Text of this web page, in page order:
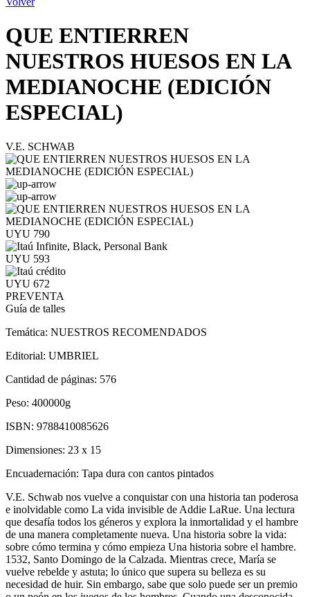
QUE ENTIERREN
NUESTROS HUESOS EN LA
MEDIANOCHE (EDICIÓN
ESPECIAL)
V.E. SCHWAB
UYU 790
UYU 593
UYU 672
PREVENTA
Guía de talles
Temática: NUESTROS RECOMENDADOS
Editorial: UMBRIEL
Cantidad de páginas: 576
Peso: 400000g
ISBN: 9788410085626
Dimensiones: 23 x 15
Encuadernación: Tapa dura con cantos pintados
V.E. Schwab nos vuelve a conquistar con una historia tan poderosa
e inolvidable como La vida invisible de Addie LaRue. Una lectura
que desafía todos los géneros y explora la inmortalidad y el hambre
de una manera completamente nueva. Una historia sobre la vida:
sobre cómo termina y cómo empieza Una historia sobre el hambre.
1532, Santo Domingo de la Calzada. Mientras crece, María se
vuelve rebelde y astuta; lo único que supera su belleza es su
necesidad de huir. Sin embargo, sabe que solo puede ser un premio